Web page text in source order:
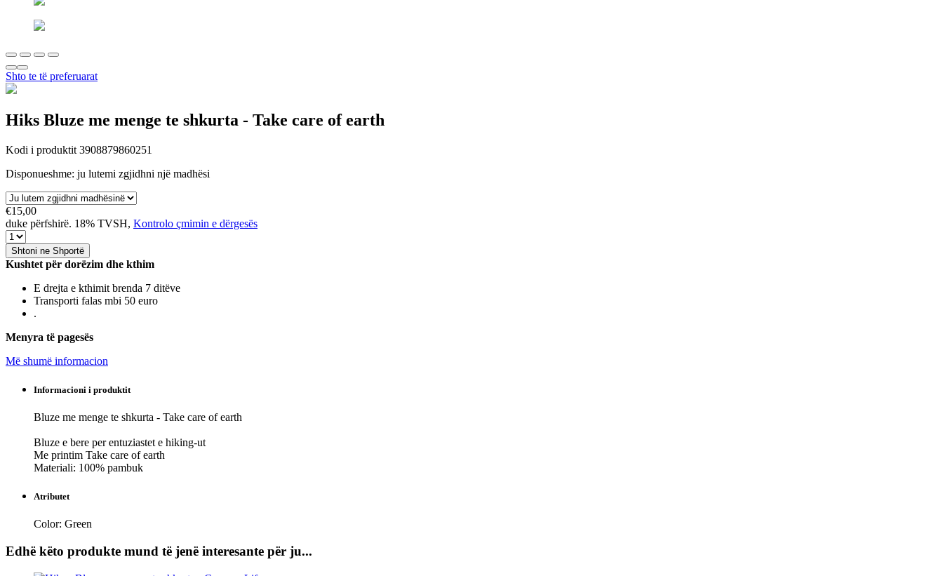
Shto te të preferuarat
Hiks Bluze me menge te shkurta - Take care of earth
Kodi i produktit 3908879860251
Disponueshmе: ju lutemi zgjidhni një madhësi
€15,00
duke përfshirë. 18% TVSH, Kontrolo çmimin e dërgesës
Shtoni ne Shportë
Kushtet për dorëzim dhe kthim
E drejta e kthimit brenda 7 ditëve
Transporti falas mbi 50 euro
.
Menyra të pagesës
Më shumë informacion
Informacioni i produktit
Bluze me menge te shkurta - Take care of earth
Bluze e bere per entuziastet e hiking-ut
Me printim Take care of earth
Materiali: 100% pambuk
Atributet
Color: Green
Edhë këto produkte mund të jenë interesante për ju...